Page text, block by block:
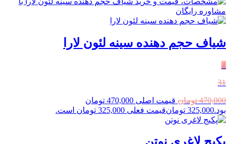
شیاف حجم دهنده سینه لئون لارا
٪
31
470,000 تومان
قیمت اصلی 470,000 تومان
بود.325,000 تومانقیمت فعلی 325,000 تومان است.